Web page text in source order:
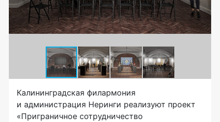
Калининградская филармония
и администрация Неринги реализуют проект
«Приграничное сотрудничество